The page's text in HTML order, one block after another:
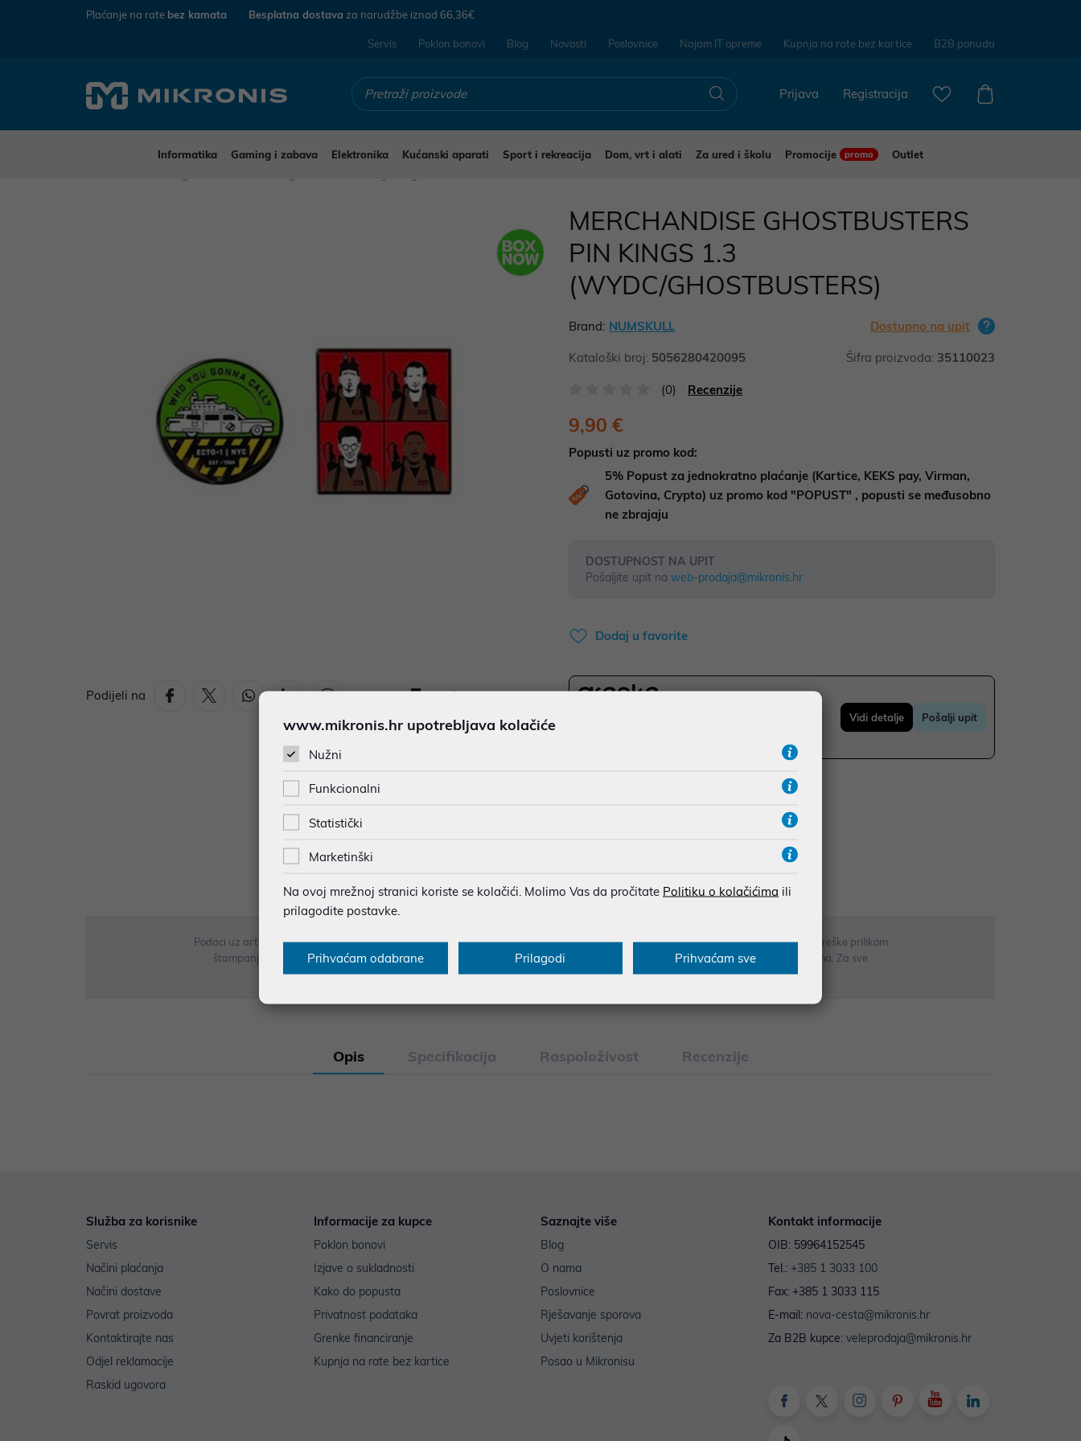
Plaćanje na rate bez kamata Besplatna dostava za narudžbe iznad 66,36€
Servis Poklon bonovi Blog Novosti Poslovnice Najam IT opreme Kupnja na rate bez kartice B2B ponuda
Registracija
Prijava
Informatika Gaming i zabava Elektronika Kućanski aparati Sport i rekreacija Dom, vrt i alati Za ured i školu Promocije promo
Outlet
Podijeli na Ispiši proizvod
MERCHANDISE GHOSTBUSTERS
PIN KINGS 1.3
(WYDC/GHOSTBUSTERS)
Brand: NUMSKULL Dostupno na upit
Kataloški broj: 5056280420095 Šifra proizvoda: 35110023
(0) Recenzije
9,90 €
Popusti uz promo kod:
5% Popust za jednokratno plaćanje (Kartice, KEKS pay, Virman,
Gotovina, Crypto) uz promo kod "POPUST" , popusti se međusobno
ne zbrajaju
DOSTUPNOST NA UPIT
Pošaljite upit na web-prodaja@mikronis.hr
Dodaj u favorite
Vidi detalje Pošalji upit
Podaci uz artikle su prezentirani u dobroj namjeri. Mikronis d.o.o. ne odgovara za eventualne pogreške nastale u opisu proizvoda, greške prilikom
štampanja te promjene u dostupnosti i cijene. Slike artikala su ilustrativne prirode te ne moraju u potpunosti odgovarati artiklima. Za sve
eventualne nejasnoće možete nas kontaktirati naweb-prodaja@mikronis.hr
Opis Specifikacija Raspoloživost Recenzije
Služba za korisnike
Servis
Načini plaćanja
Načini dostave
Povrat proizvoda
Kontaktirajte nas
Odjel reklamacije
Raskid ugovora
Informacije za kupce
Poklon bonovi
Izjave o sukladnosti
Kako do popusta
Privatnost podataka
Grenke financiranje
Kupnja na rate bez kartice
Saznajte više
Blog
O nama
Poslovnice
Rješavanje sporova
Uvjeti korištenja
Posao u Mikronisu
Kontakt informacije
OIB: 59964152545
Tel.: +385 1 3033 100
Fax: +385 1 3033 115
E-mail: nova-cesta@mikronis.hr
Za B2B kupce: veleprodaja@mikronis.hr
www.mikronis.hr upotrebljava kolačiće
Nužni
Funkcionalni
Statistički
Marketinški
Na ovoj mrežnoj stranici koriste se kolačići. Molimo Vas da pročitate Politiku o kolačićima ili
prilagodite postavke.
Prihvaćam odabrane Prilagodi Prihvaćam sve